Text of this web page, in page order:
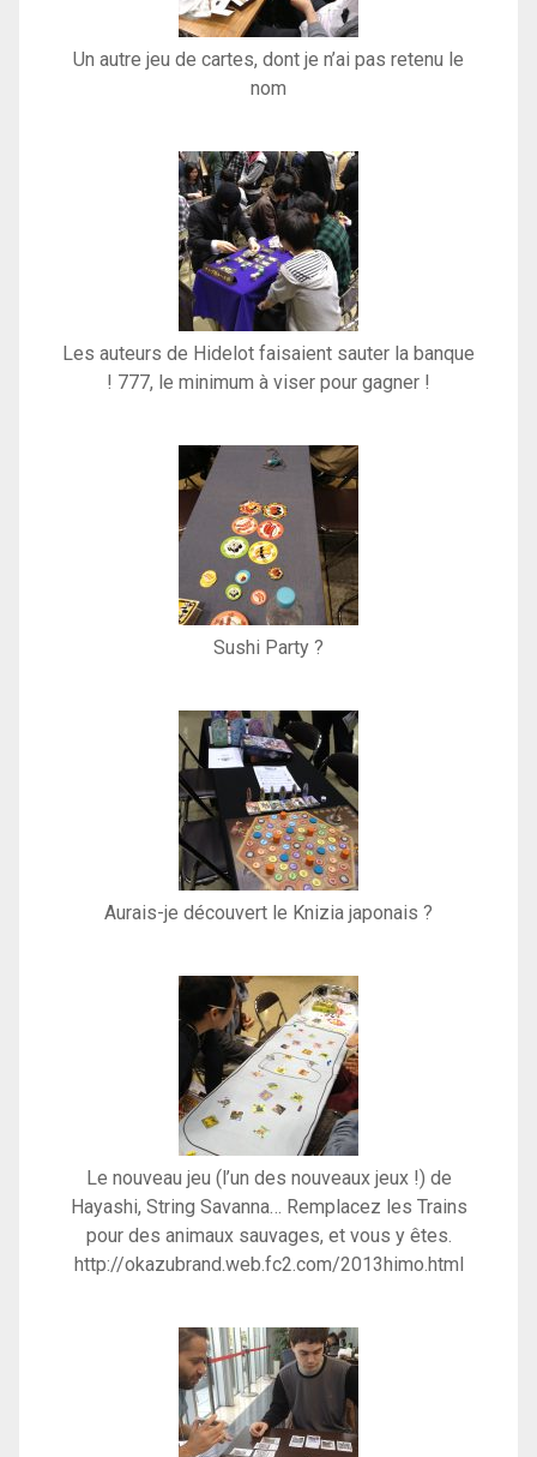
Un autre jeu de cartes, dont je n’ai pas retenu le
nom
Les auteurs de Hidelot faisaient sauter la banque
! 777, le minimum à viser pour gagner !
Sushi Party ?
Aurais-je découvert le Knizia japonais ?
Le nouveau jeu (l’un des nouveaux jeux !) de
Hayashi, String Savanna… Remplacez les Trains
pour des animaux sauvages, et vous y êtes.
http://okazubrand.web.fc2.com/2013himo.html